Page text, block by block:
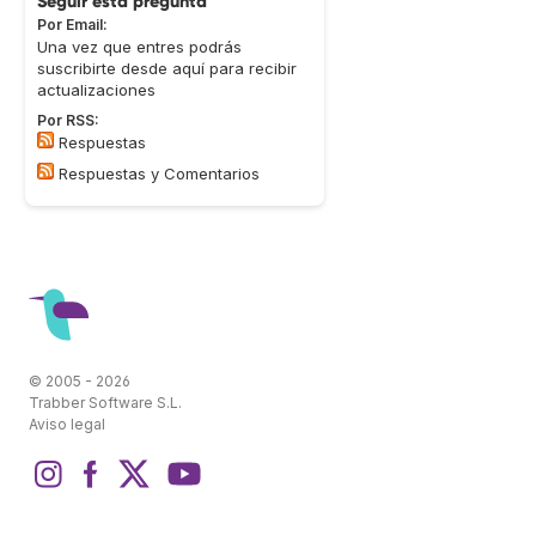
Por Email:
Una vez que entres podrás
suscribirte desde aquí para recibir
actualizaciones
Por RSS:
Respuestas
Respuestas y Comentarios
© 2005 - 2026
Trabber Software S.L.
Aviso legal